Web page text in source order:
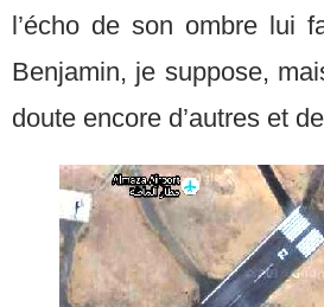
l’écho de son ombre lui
Benjamin, je suppose,
doute encore d’autres et